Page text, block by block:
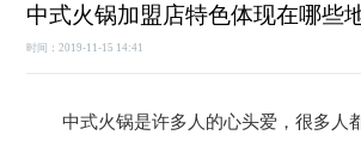
中式火锅加盟店特色体现在哪些
时间：2019-11-15 14:41
中式火锅是许多人的心头爱，很多人